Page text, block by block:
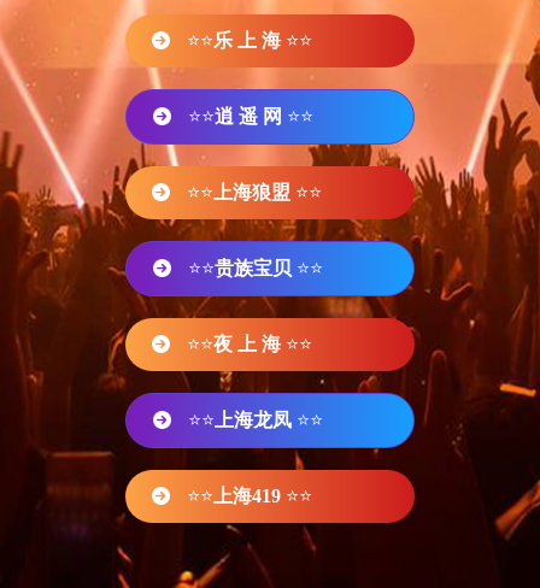
⭐⭐乐 上 海 ⭐⭐
⭐⭐逍 遥 网 ⭐⭐
⭐⭐ 上海狼盟 ⭐⭐
⭐⭐贵族宝贝 ⭐⭐
⭐⭐夜 上 海 ⭐⭐
⭐⭐ 上海龙凤 ⭐⭐
⭐⭐ 上海419 ⭐⭐